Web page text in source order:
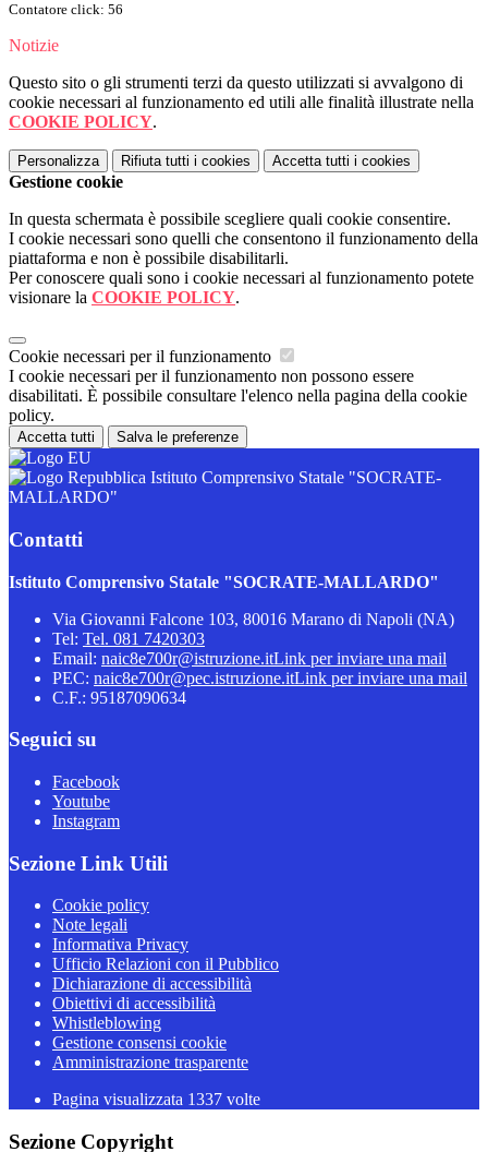
Contatore click: 56
Notizie
Questo sito o gli strumenti terzi da questo utilizzati si avvalgono di
cookie necessari al funzionamento ed utili alle finalità illustrate nella
COOKIE POLICY.
Personalizza Rifiuta tutti i cookies Accetta tutti i cookies
Gestione cookie
In questa schermata è possibile scegliere quali cookie consentire.
I cookie necessari sono quelli che consentono il funzionamento della
piattaforma e non è possibile disabilitarli.
Per conoscere quali sono i cookie necessari al funzionamento potete
visionare la COOKIE POLICY.
Cookie necessari per il funzionamento
I cookie necessari per il funzionamento non possono essere
disabilitati. È possibile consultare l'elenco nella pagina della cookie
policy.
Accetta tutti Salva le preferenze
Istituto Comprensivo Statale "SOCRATE-
MALLARDO"
Contatti
Istituto Comprensivo Statale "SOCRATE-MALLARDO"
Via Giovanni Falcone 103, 80016 Marano di Napoli (NA)
Tel: Tel. 081 7420303
Email: naic8e700r@istruzione.itLink per inviare una mail
PEC: naic8e700r@pec.istruzione.itLink per inviare una mail
C.F.: 95187090634
Seguici su
Facebook
Youtube
Instagram
Sezione Link Utili
Cookie policy
Note legali
Informativa Privacy
Ufficio Relazioni con il Pubblico
Dichiarazione di accessibilità
Obiettivi di accessibilità
Whistleblowing
Gestione consensi cookie
Amministrazione trasparente
Pagina visualizzata 1337 volte
Sezione Copyright